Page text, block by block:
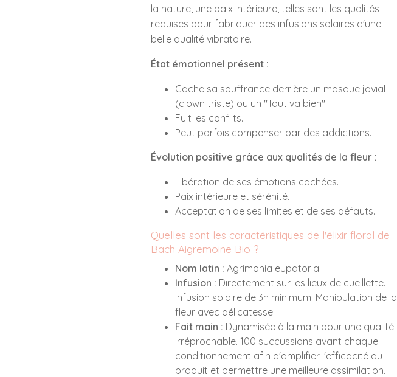
la nature, une paix intérieure, telles sont les qualités
requises pour fabriquer des infusions solaires d'une
belle qualité vibratoire.
État émotionnel présent :
Cache sa souffrance derrière un masque jovial
(clown triste) ou un "Tout va bien".
Fuit les conflits.
Peut parfois compenser par des addictions.
Évolution positive grâce aux qualités de la fleur :
Libération de ses émotions cachées.
Paix intérieure et sérénité.
Acceptation de ses limites et de ses défauts.
Quelles sont les caractéristiques de l'élixir floral de
Bach Aigremoine Bio ?
Nom latin : Agrimonia eupatoria
Infusion : Directement sur les lieux de cueillette.
Infusion solaire de 3h minimum. Manipulation de la
fleur avec délicatesse
Fait main : Dynamisée à la main pour une qualité
irréprochable. 100 succussions avant chaque
conditionnement afin d'amplifier l'efficacité du
produit et permettre une meilleure assimilation.